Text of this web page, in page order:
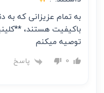
به تمام عزیزانی که به
باکیفیت هستند،
توصیه میکنم
0 پاسخ